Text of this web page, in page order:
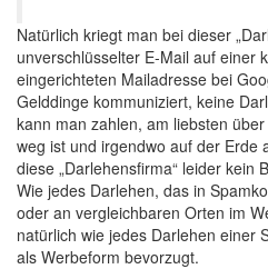
Natürlich kriegt man bei dieser
unverschlüsselter E-Mail auf einer
eingerichteten Mailadresse bei
Gelddinge kommuniziert, keine
kann man zahlen, am liebsten
weg ist und irgendwo auf der Erde
diese „Darlehensfirma“ leider kein
Wie jedes Darlehen, das in
oder an vergleichbaren Orten im
natürlich wie jedes Darlehen einer
als Werbeform bevorzugt.